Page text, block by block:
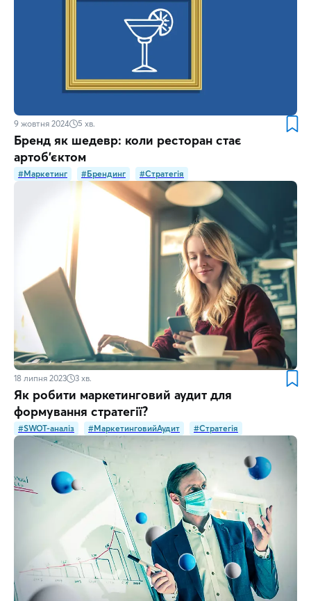
9 жовтня 2024 5 хв.
Бренд як шедевр: коли ресторан стає
артоб'єктом
#Маркетинг #Брендинг #Стратегія
18 липня 2023 3 хв.
Як робити маркетинговий аудит для
формування стратегії?
#SWOT-аналіз #МаркетинговийАудит #Стратегія